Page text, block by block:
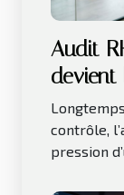
Audit
devient
les
contrôle,
pression